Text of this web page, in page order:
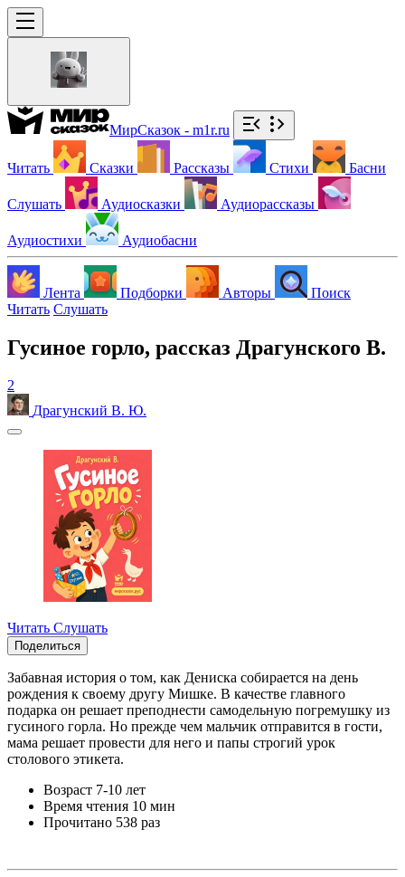
МирСказок - m1r.ru
Читать Сказки Рассказы Стихи Басни
Слушать Аудиосказки Аудиорассказы
Аудиостихи Аудиобасни
Лента Подборки Авторы
Поиск
Читать Слушать
Гусиное горло, рассказ Драгунского В.
2
Драгунский В. Ю.
Читать Слушать
Поделиться
Забавная история о том, как Дениска собирается на день
рождения к своему другу Мишке. В качестве главного
подарка он решает преподнести самодельную погремушку из
гусиного горла. Но прежде чем мальчик отправится в гости,
мама решает провести для него и папы строгий урок
столового этикета.
Возраст 7-10 лет
Время чтения 10 мин
Прочитано 538 раз